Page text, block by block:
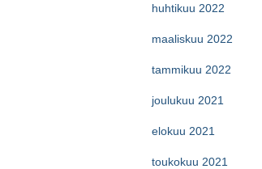
huhtikuu 2022
maaliskuu 2022
tammikuu 2022
joulukuu 2021
elokuu 2021
toukokuu 2021